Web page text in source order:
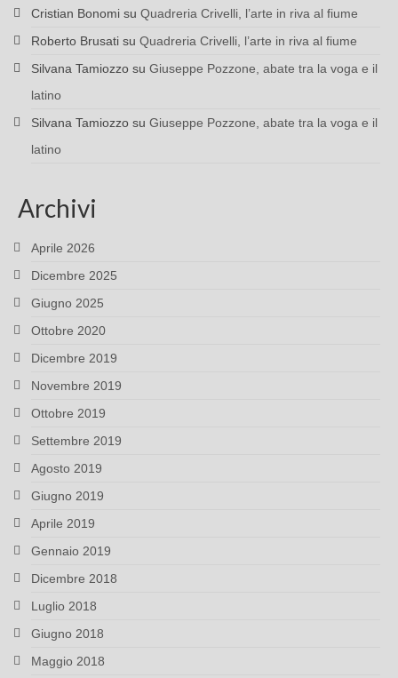
Cristian Bonomi su Quadreria Crivelli, l’arte in riva al fiume
Roberto Brusati su Quadreria Crivelli, l’arte in riva al fiume
Silvana Tamiozzo su Giuseppe Pozzone, abate tra la voga e il
latino
Silvana Tamiozzo su Giuseppe Pozzone, abate tra la voga e il
latino
Archivi
Aprile 2026
Dicembre 2025
Giugno 2025
Ottobre 2020
Dicembre 2019
Novembre 2019
Ottobre 2019
Settembre 2019
Agosto 2019
Giugno 2019
Aprile 2019
Gennaio 2019
Dicembre 2018
Luglio 2018
Giugno 2018
Maggio 2018